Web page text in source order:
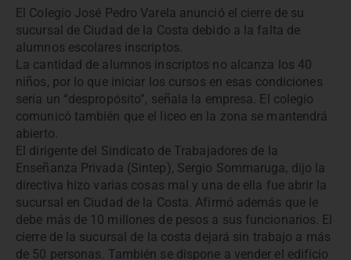
El Colegio José Pedro Varela anunció el cierre de su
sucursal de Ciudad de la Costa debido a la falta de
alumnos escolares inscriptos.
La cantidad de alumnos inscriptos no alcanza los 40
niños, por lo que iniciar los cursos en esas condiciones
sería un “despropósito”, señala la empresa. El colegio
comunicó también que el liceo en la zona se mantendrá
abierto.
El dirigente del Sindicato de Trabajadores de la
Enseñanza Privada (Sintep), Sergio Sommaruga, dijo la
directiva hizo varias cosas mal y una de ella fue abrir la
sucursal en Ciudad de la Costa. Afirmó además que le
debe más de 10 millones de pesos a sus funcionarios. El
cierre de la sucursal de la costa dejará sin trabajo a más
de 50 personas. También se dispone a vender el edificio